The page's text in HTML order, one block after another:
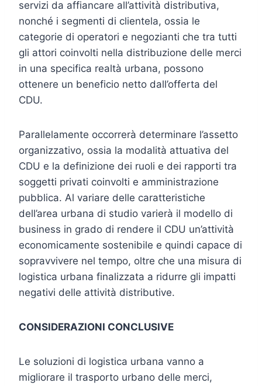
servizi da affiancare all’attività distributiva,
nonché i segmenti di clientela, ossia le
categorie di operatori e negozianti che tra tutti
gli attori coinvolti nella distribuzione delle merci
in una specifica realtà urbana, possono
ottenere un beneficio netto dall’offerta del
CDU.
Parallelamente occorrerà determinare l’assetto
organizzativo, ossia la modalità attuativa del
CDU e la definizione dei ruoli e dei rapporti tra
soggetti privati coinvolti e amministrazione
pubblica. Al variare delle caratteristiche
dell’area urbana di studio varierà il modello di
business in grado di rendere il CDU un’attività
economicamente sostenibile e quindi capace di
sopravvivere nel tempo, oltre che una misura di
logistica urbana finalizzata a ridurre gli impatti
negativi delle attività distributive.
CONSIDERAZIONI CONCLUSIVE
Le soluzioni di logistica urbana vanno a
migliorare il trasporto urbano delle merci,